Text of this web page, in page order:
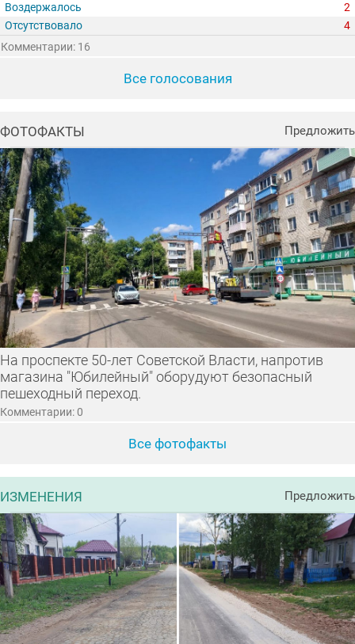
Воздержалось
2
Отсутствовало
4
Комментарии: 16
Все голосования
ФОТОФАКТЫ Предложить
На проспекте 50-лет Советской Власти, напротив
магазина "Юбилейный" оборудуют безопасный
пешеходный переход.
Комментарии: 0
Все фотофакты
ИЗМЕНЕНИЯ Предложить